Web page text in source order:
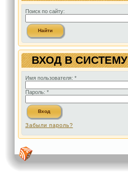
Поиск по сайту:
ВХОД В СИСТЕМУ
Имя пользователя: *
Пароль: *
Забыли пароль?